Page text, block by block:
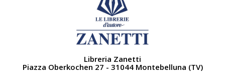
Libreria Zanetti
Piazza Oberkochen 27 - 31044 Montebelluna (TV)